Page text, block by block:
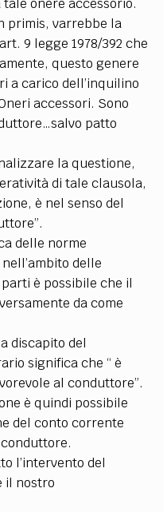
onere accessorio.
primis, varrebbe la
9 legge 1978/392 che
questo genere
a carico dell’inquilino
accessori. Sono
patto
la questione,
di tale clausola,
è nel senso del
delle norme
delle
è possibile che il
da come
discapito del
significa che “ è
al conduttore”.
è quindi possibile
del conto corrente
l’intervento del
il nostro